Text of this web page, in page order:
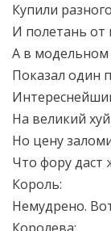
Купили
И полетань
А в модельном
Показал один
На великий
Но цену
Что фору даст
Король:
Немудрено.